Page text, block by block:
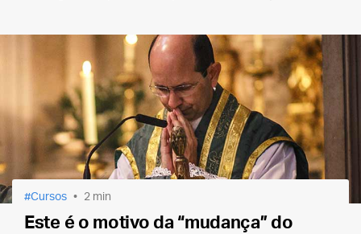
Cursos 2 min
Este é o motivo da “mudança” do